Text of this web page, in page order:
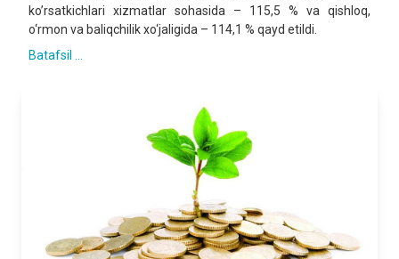
ko’rsatkichlari xizmatlar sohasida – 115,5 % va qishloq,
o‘rmon va baliqchilik xo‘jaligida – 114,1 % qayd etildi.
Batafsil ...